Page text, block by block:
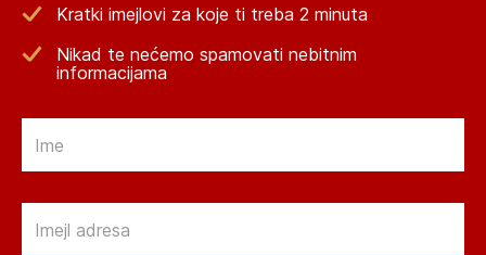
Kratki imejlovi za koje ti treba 2 minuta
Nikad te nećemo spamovati nebitnim
informacijama